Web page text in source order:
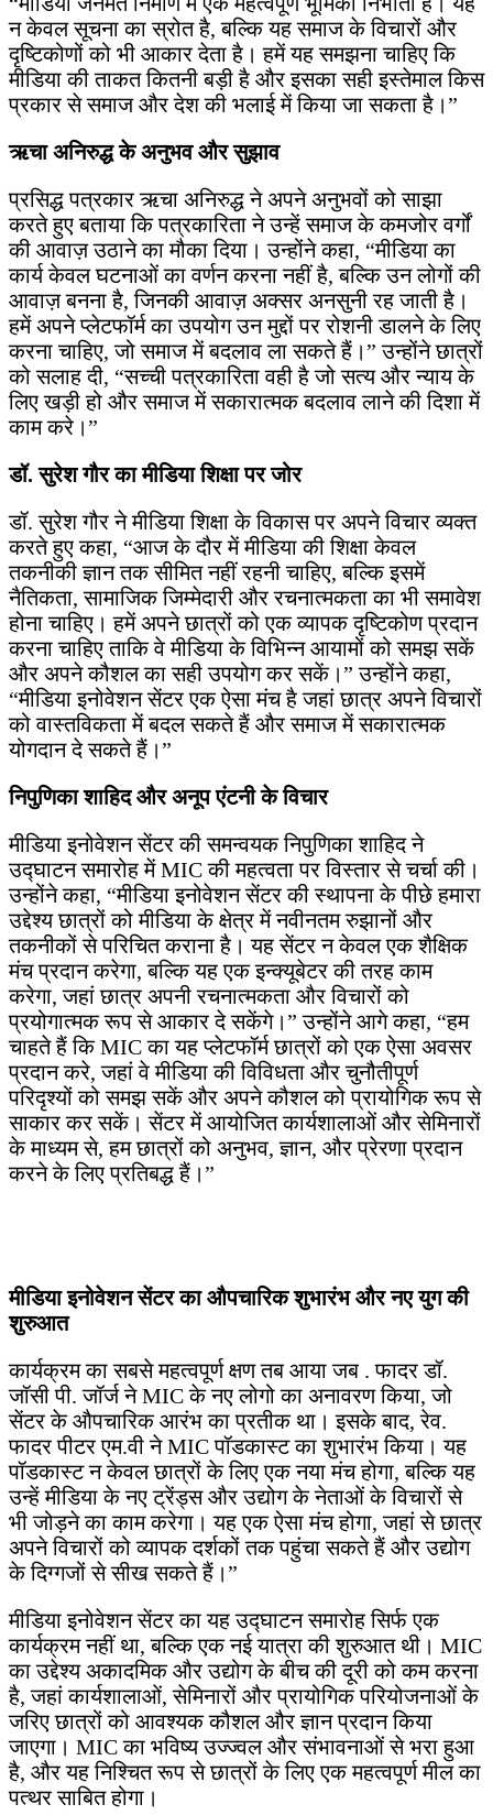
न केवल सूचना का स्रोत है, बल्कि यह समाज के विचारों और
दृष्टिकोणों को भी आकार देता है। हमें यह समझना चाहिए कि
मीडिया की ताकत कितनी बड़ी है और इसका सही इस्तेमाल किस
प्रकार से समाज और देश की भलाई में किया जा सकता है।”
ऋचा अनिरुद्ध के अनुभव और सुझाव
प्रसिद्ध पत्रकार ऋचा अनिरुद्ध ने अपने अनुभवों को साझा
करते हुए बताया कि पत्रकारिता ने उन्हें समाज के कमजोर वर्गों
की आवाज़ उठाने का मौका दिया। उन्होंने कहा, “मीडिया का
कार्य केवल घटनाओं का वर्णन करना नहीं है, बल्कि उन लोगों की
आवाज़ बनना है, जिनकी आवाज़ अक्सर अनसुनी रह जाती है।
हमें अपने प्लेटफॉर्म का उपयोग उन मुद्दों पर रोशनी डालने के लिए
करना चाहिए, जो समाज में बदलाव ला सकते हैं।” उन्होंने छात्रों
को सलाह दी, “सच्ची पत्रकारिता वही है जो सत्य और न्याय के
लिए खड़ी हो और समाज में सकारात्मक बदलाव लाने की दिशा में
काम करे।”
डॉ. सुरेश गौर का मीडिया शिक्षा पर जोर
डॉ. सुरेश गौर ने मीडिया शिक्षा के विकास पर अपने विचार व्यक्त
करते हुए कहा, “आज के दौर में मीडिया की शिक्षा केवल
तकनीकी ज्ञान तक सीमित नहीं रहनी चाहिए, बल्कि इसमें
नैतिकता, सामाजिक जिम्मेदारी और रचनात्मकता का भी समावेश
होना चाहिए। हमें अपने छात्रों को एक व्यापक दृष्टिकोण प्रदान
करना चाहिए ताकि वे मीडिया के विभिन्न आयामों को समझ सकें
और अपने कौशल का सही उपयोग कर सकें।” उन्होंने कहा,
“मीडिया इनोवेशन सेंटर एक ऐसा मंच है जहां छात्र अपने विचारों
को वास्तविकता में बदल सकते हैं और समाज में सकारात्मक
योगदान दे सकते हैं।”
निपुणिका शाहिद और अनूप एंटनी के विचार
मीडिया इनोवेशन सेंटर की समन्वयक निपुणिका शाहिद ने
उद्घाटन समारोह में MIC की महत्वता पर विस्तार से चर्चा की।
उन्होंने कहा, “मीडिया इनोवेशन सेंटर की स्थापना के पीछे हमारा
उद्देश्य छात्रों को मीडिया के क्षेत्र में नवीनतम रुझानों और
तकनीकों से परिचित कराना है। यह सेंटर न केवल एक शैक्षिक
मंच प्रदान करेगा, बल्कि यह एक इन्क्यूबेटर की तरह काम
करेगा, जहां छात्र अपनी रचनात्मकता और विचारों को
प्रयोगात्मक रूप से आकार दे सकेंगे।” उन्होंने आगे कहा, “हम
चाहते हैं कि MIC का यह प्लेटफॉर्म छात्रों को एक ऐसा अवसर
प्रदान करे, जहां वे मीडिया की विविधता और चुनौतीपूर्ण
परिदृश्यों को समझ सकें और अपने कौशल को प्रायोगिक रूप से
साकार कर सकें। सेंटर में आयोजित कार्यशालाओं और सेमिनारों
के माध्यम से, हम छात्रों को अनुभव, ज्ञान, और प्रेरणा प्रदान
करने के लिए प्रतिबद्ध हैं।”
मीडिया इनोवेशन सेंटर का औपचारिक शुभारंभ और नए युग की
शुरुआत
कार्यक्रम का सबसे महत्वपूर्ण क्षण तब आया जब . फादर डॉ.
जॉसी पी. जॉर्ज ने MIC के नए लोगो का अनावरण किया, जो
सेंटर के औपचारिक आरंभ का प्रतीक था। इसके बाद, रेव.
फादर पीटर एम.वी ने MIC पॉडकास्ट का शुभारंभ किया। यह
पॉडकास्ट न केवल छात्रों के लिए एक नया मंच होगा, बल्कि यह
उन्हें मीडिया के नए ट्रेंड्स और उद्योग के नेताओं के विचारों से
भी जोड़ने का काम करेगा। यह एक ऐसा मंच होगा, जहां से छात्र
अपने विचारों को व्यापक दर्शकों तक पहुंचा सकते हैं और उद्योग
के दिग्गजों से सीख सकते हैं।”
मीडिया इनोवेशन सेंटर का यह उद्घाटन समारोह सिर्फ एक
कार्यक्रम नहीं था, बल्कि एक नई यात्रा की शुरुआत थी। MIC
का उद्देश्य अकादमिक और उद्योग के बीच की दूरी को कम करना
है, जहां कार्यशालाओं, सेमिनारों और प्रायोगिक परियोजनाओं के
जरिए छात्रों को आवश्यक कौशल और ज्ञान प्रदान किया
जाएगा। MIC का भविष्य उज्ज्वल और संभावनाओं से भरा हुआ
है, और यह निश्चित रूप से छात्रों के लिए एक महत्वपूर्ण मील का
पत्थर साबित होगा।